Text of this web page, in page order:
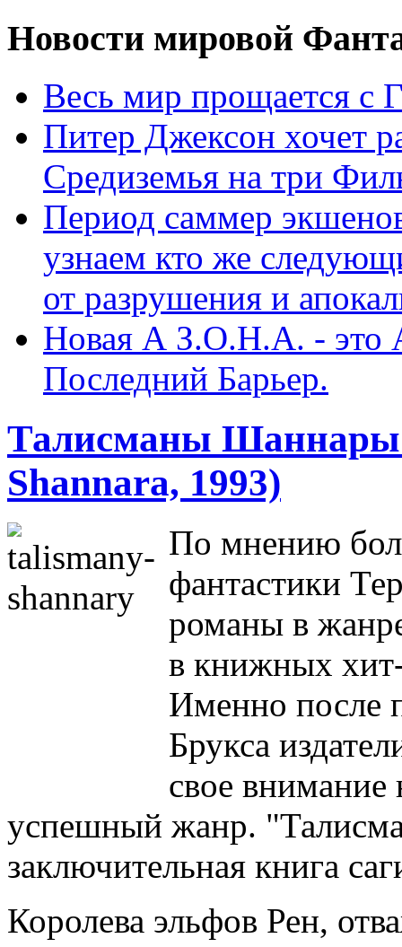
Новости мировой
Весь мир прощается с
Питер Джексон хочет
Средиземья на три
Период саммер
узнаем кто же
от разрушения и
Новая А З.О.Н.А. - это
Последний Барьер.
Талисманы Шаннары
Shannara, 1993)
По мнению
фантастики
романы в
в книжных хит-
Именно после
Брукса
свое внимание
успешный жанр.
заключительная книга
Королева эльфов Рен,